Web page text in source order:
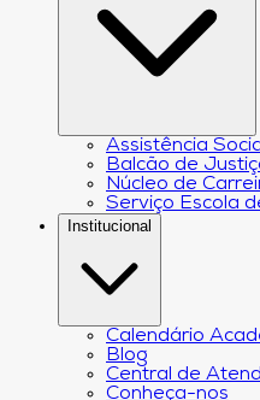
Assistência
Balcão de
Núcleo de
Serviço Escola
Institucional
Calendário
Blog
Central de
Conheça-nos